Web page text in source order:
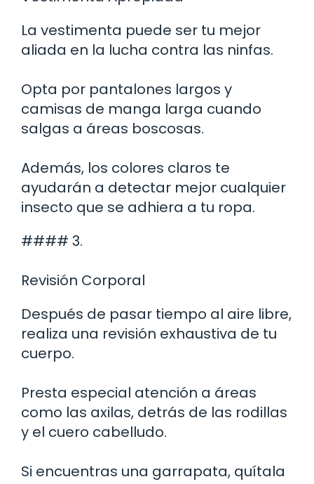
La vestimenta puede ser tu mejor
aliada en la lucha contra las ninfas.
Opta por pantalones largos y
camisas de manga larga cuando
salgas a áreas boscosas.
Además, los colores claros te
ayudarán a detectar mejor cualquier
insecto que se adhiera a tu ropa.
#### 3.
Revisión Corporal
Después de pasar tiempo al aire libre,
realiza una revisión exhaustiva de tu
cuerpo.
Presta especial atención a áreas
como las axilas, detrás de las rodillas
y el cuero cabelludo.
Si encuentras una garrapata, quítala